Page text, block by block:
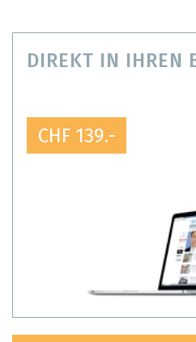
DIREKT IN IHREN
CHF 139.-